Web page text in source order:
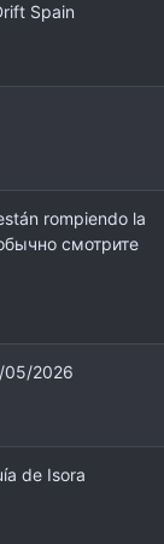
Spain
rompiendo la
смотрите
05/2026
de Isora